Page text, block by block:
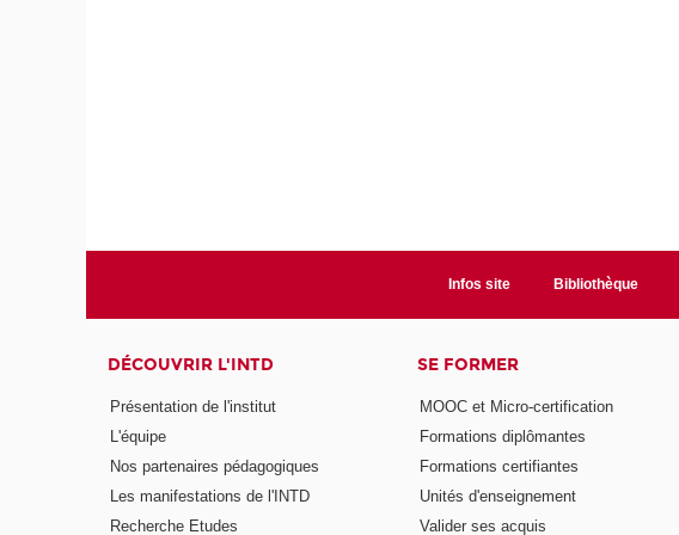
Infos site Bibliothèque
DÉCOUVRIR L'INTD
Présentation de l'institut
L'équipe
Nos partenaires pédagogiques
Les manifestations de l'INTD
Recherche Etudes
SE FORMER
MOOC et Micro-certification
Formations diplômantes
Formations certifiantes
Unités d'enseignement
Valider ses acquis